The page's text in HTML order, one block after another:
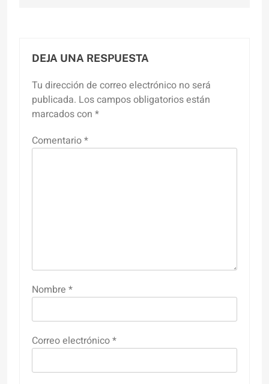
DEJA UNA RESPUESTA
Tu dirección de correo electrónico no será
publicada. Los campos obligatorios están
marcados con *
Comentario*
Nombre *
Correo electrónico*